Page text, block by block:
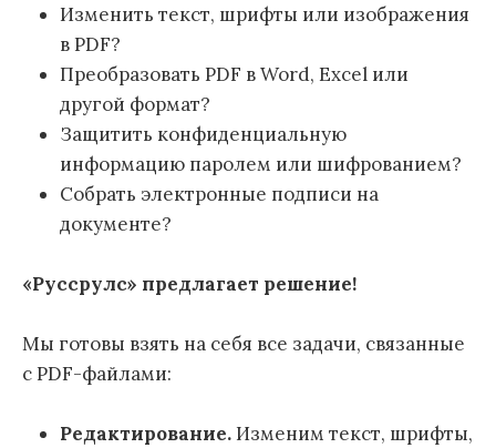
Изменить текст, шрифты или изображения
в PDF?
Преобразовать PDF в Word, Excel или
другой формат?
Защитить конфиденциальную
информацию паролем или шифрованием?
Собрать электронные подписи на
документе?
«Руссрулс» предлагает решение!
Мы готовы взять на себя все задачи, связанные
с PDF-файлами:
Редактирование.Изменим текст, шрифты,